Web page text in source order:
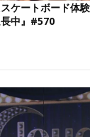
ケートボード体
中』#570